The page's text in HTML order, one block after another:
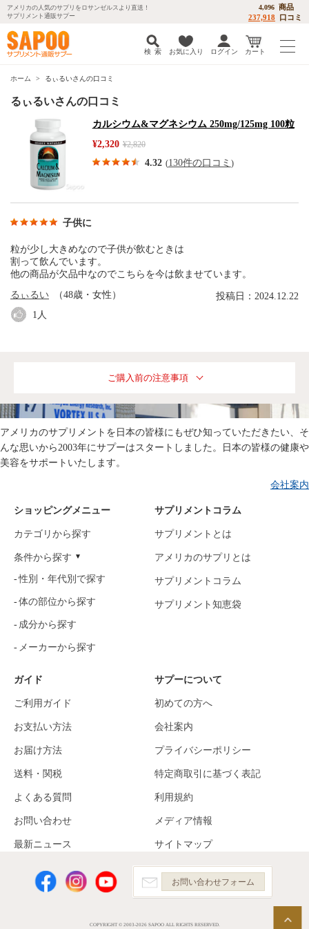
アメリカの人気のサプリをロサンゼルスより直送！
サプリメント通販サプー
4,096 商品
237,918 口コミ
検 索 お気に入り ログイン カート
ホーム るぃるいさんの口コミ
るぃるいさんの口コミ
カルシウム&マグネシウム 250mg/125mg 100粒
4.32 (130件の口コミ )
¥2,320 ¥2,820
子供に
粒が少し大きめなので子供が飲むときは
割って飲んでいます。
他の商品が欠品中なのでこちらを今は飲ませています。
投稿日：2024.12.22
るぃるい （48歳・女性）
1 人
ご購入前の注意事項
アメリカのサプリメントを日本の皆様にもぜひ知っていただきたい、そ
んな思いから2003年にサプーはスタートしました。日本の皆様の健康や
美容をサポートいたします。
会社案内
ショッピングメニュー
カテゴリから探す
条件から探す
性別・年代別で探す
体の部位から探す
成分から探す
メーカーから探す
ガイド
ご利用ガイド
お支払い方法
お届け方法
送料・関税
よくある質問
お問い合わせ
最新ニュース
サプリメントコラム
サプリメントとは
アメリカのサプリとは
サプリメントコラム
サプリメント知恵袋
サプーについて
初めての方へ
会社案内
プライバシーポリシー
特定商取引に基づく表記
利用規約
メディア情報
サイトマップ
お問い合わせフォーム
COPYRIGHT © 2003-2026 SAPOO ALL RIGHTS RESERVED.